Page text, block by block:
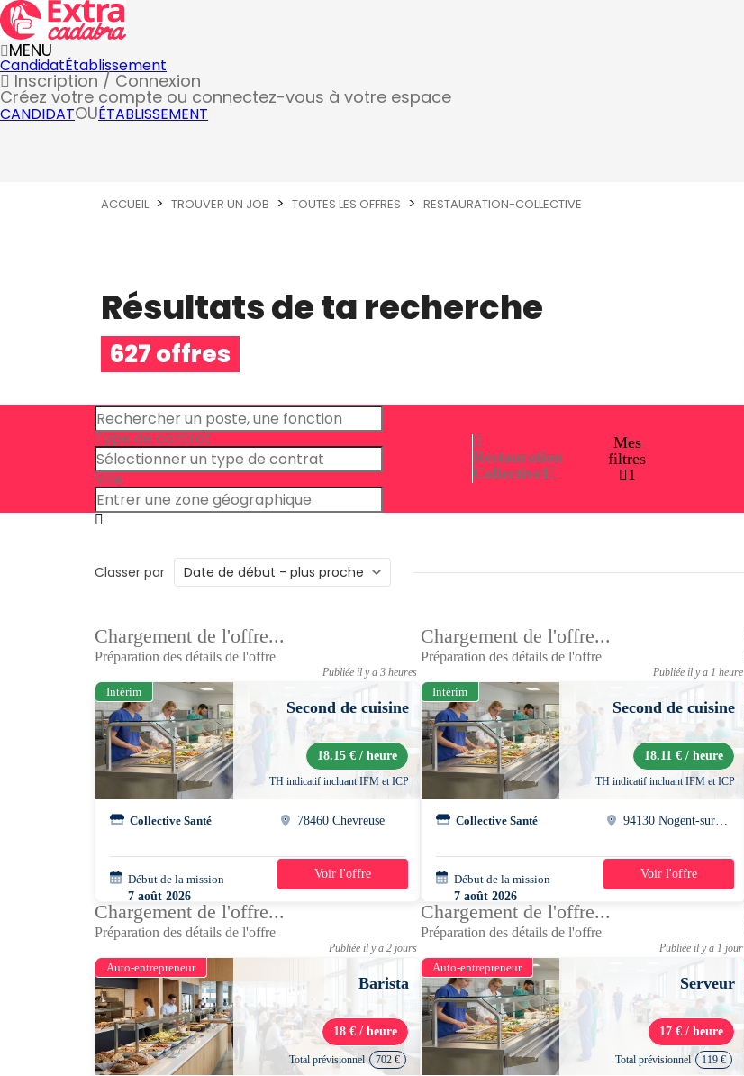
MENU
CandidatÉtablissement
Inscription / Connexion
Créez votre compte ou connectez-vous à votre espace
CANDIDATOUÉTABLISSEMENT
ACCUEIL TROUVER UN JOB TOUTES LES OFFRES RESTAURATION-COLLECTIVE
Résultats de ta recherche
627 offres
Type de contrat
Ville
Restauration
Collective1
Mes
filtres
1
Classer par
Chargement de l'offre...
Préparation des détails de l'offre
Publiée il y a 3 heures
Intérim
Second de cuisine
18.15 € / heure
TH indicatif incluant IFM et ICP
Collective Santé 78460 Chevreuse
Début de la mission
7 août 2026
07h00 - 18h30
1 jour
Voir l'offre
Chargement de l'offre...
Préparation des détails de l'offre
Publiée il y a 1 heure
Intérim
Second de cuisine
18.11 € / heure
TH indicatif incluant IFM et ICP
Collective Santé
Début de la mission
7 août 2026
07h30 - 15h30
1 jour
Voir l'offre
Chargement de l'offre...
Préparation des détails de l'offre
Publiée il y a 2 jours
Auto-entrepreneur
Barista
18 € / heure
Total prévisionnel 702 €
Chargement de l'offre...
Préparation des détails de l'offre
Publiée il y a 1 jour
Auto-entrepreneur
Serveur
17 € / heure
Total prévisionnel 119 €